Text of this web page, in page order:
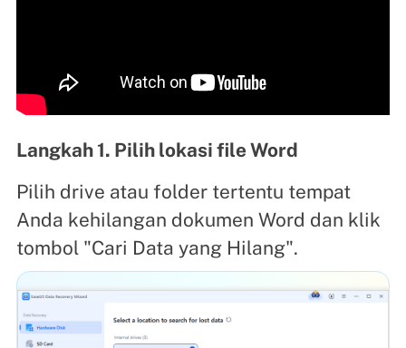
Langkah 1. Pilih lokasi file Word
Pilih drive atau folder tertentu tempat
Anda kehilangan dokumen Word dan klik
tombol "Cari Data yang Hilang".